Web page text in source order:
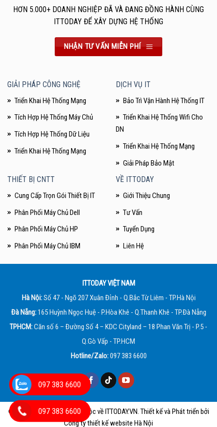
HƠN 5.000+ DOANH NGHIỆP ĐÃ VÀ ĐANG ĐỒNG HÀNH CÙNG
ITTODAY ĐỂ XÂY DỰNG HỆ THỐNG
NHẬN TƯ VẤN MIỄN PHÍ
GIẢI PHÁP CÔNG NGHỆ
Triển Khai Hệ Thống Mạng
Tích Hợp Hệ Thống Máy Chủ
Tích Hợp Hệ Thống Dữ Liệu
Triển Khai Hệ Thống Mạng
DỊCH VỤ IT
Bảo Trì Vận Hành Hệ Thống IT
Triển Khai Hệ Thống Wifi Cho
DN
Triển Khai Hệ Thống Mạng
Giải Pháp Bảo Mật
THIẾT BỊ CNTT
Cung Cấp Trọn Gói Thiết Bị IT
Phân Phối Máy Chủ Dell
Phân Phối Máy Chủ HP
Phân Phối Máy Chủ IBM
VỀ ITTODAY
Giới Thiệu Chung
Tư Vấn
Tuyển Dụng
Liên Hệ
ITTODAY VIỆT NAM
Hà Nội:Số 47 - Ngõ 207 Xuân Đỉnh - Q.Bắc Từ Liêm - TP.Hà Nội
Đà Nẵng:165 Huỳnh Ngọc Huệ - P.Hòa Khê - Q.Thanh Khê - TP.Đà Nẵng
TPHCM:Căn số 6 – Đường Số 4 – KDC Cityland – 18 Phan Văn Trị - P.5 -
Q.Gò Vấp - TP.HCM
Hotline/Zalo:097 383 6600
© 2013 - 2026 Bản quyền thuộc vềITTODAY.VN. Thiết kế và Phát triển bởi
Công ty thiết kế website Hà Nội
097 383 6600
097 383 6600